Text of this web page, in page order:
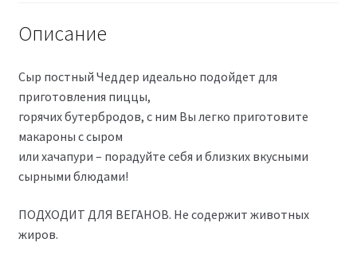
Описание
Сыр постный Чеддер идеально подойдет для
приготовления пиццы,
горячих бутербродов, с ним Вы легко приготовите
макароны с сыром
или хачапури – порадуйте себя и близких вкусными
сырными блюдами!
ПОДХОДИТ ДЛЯ ВЕГАНОВ. Не содержит животных
жиров.